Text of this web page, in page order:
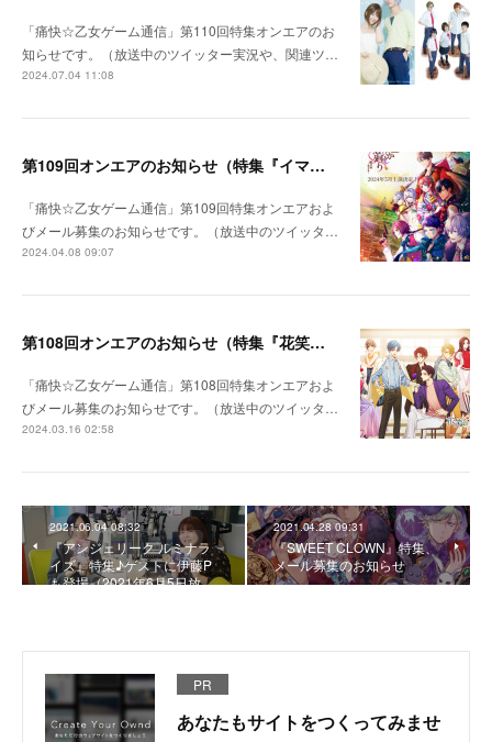
「痛快☆乙女ゲーム通信」第110回特集オンエアのお
知らせです。（放送中のツイッター実況や、関連ツ…
2024.07.04 11:08
第109回オンエアのお知らせ（特集『イマーシヴSTAGE あやかし恋廻り 暁の章〜煌牙編～』）
「痛快☆乙女ゲーム通信」第109回特集オンエアおよ
びメール募集のお知らせです。（放送中のツイッタ…
2024.04.08 09:07
第108回オンエアのお知らせ（特集『花笑む彼と & bloom』）
「痛快☆乙女ゲーム通信」第108回特集オンエアおよ
びメール募集のお知らせです。（放送中のツイッタ…
2024.03.16 02:58
2021.06.04 08:32
『アンジェリーク ルミナラ
イズ』特集♪ゲストに伊藤P
も登場（2021年6月5日放…
2021.04.28 09:31
『SWEET CLOWN』特集、
メール募集のお知らせ
PR
あなたもサイトをつくってみませ